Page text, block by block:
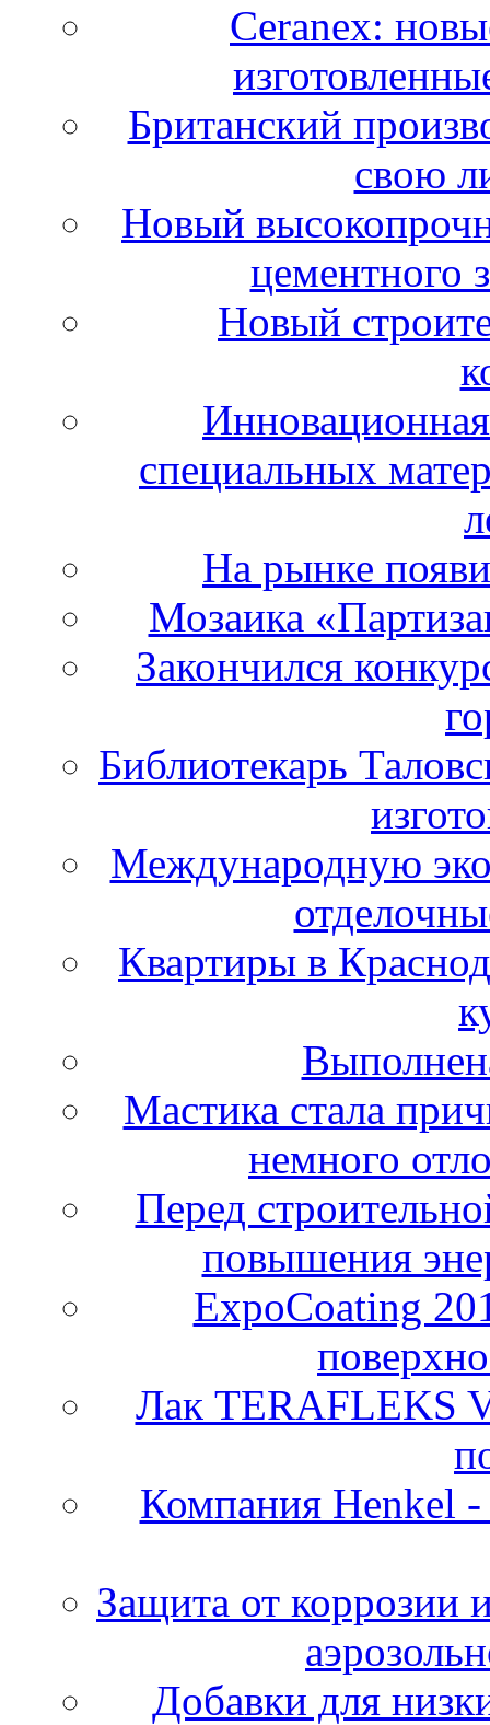
Ceranex:
Британский
свою
Новый
цементного
Новый
специальных
На рынке
Мозаика
Закончился
Библиотекарь
Международную
Квартиры в
Мастика стала
немного
Перед
повышения
ExpoCoating
Лак TERAFLEKS
Компания Henkel -
Защита от коррозии
Добавки для